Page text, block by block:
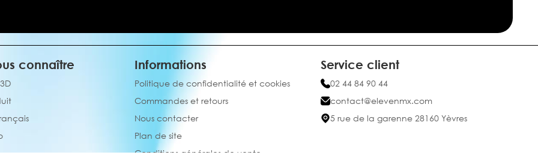
connaître Informations
Politique de confidentialité et cookies
Commandes et retours
Nous contacter
Plan de site
Service client
02 44 84 90 44
contact@elevenmx.com
5 rue de la garenne 28160 Yèvres